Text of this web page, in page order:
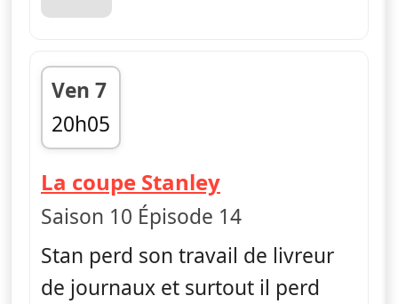
Ven 7
20h05
fin 20h30
La coupe Stanley— South Park
Saison 10 Épisode 14
Stan perd son travail de livreur
de journaux et surtout il perd